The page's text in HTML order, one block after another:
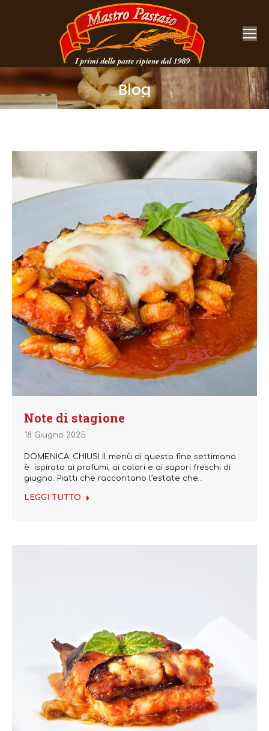
Blog
You are here:
Note di stagione
18 Giugno 2025
DOMENICA: CHIUSI Il menù di questo fine settimana
è ispirato ai profumi, ai colori e ai sapori freschi di
giugno. Piatti che raccontano l’estate che…
LEGGI TUTTO